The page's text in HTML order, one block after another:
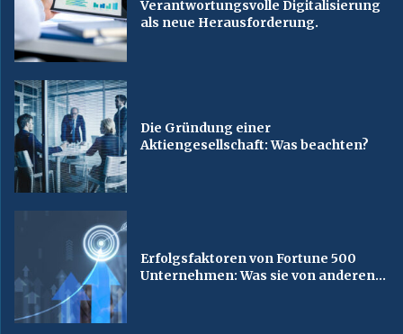
Verantwortungsvolle Digitalisierung
als neue Herausforderung.
Die Gründung einer
Aktiengesellschaft: Was beachten?
Erfolgsfaktoren von Fortune 500
Unternehmen: Was sie von anderen...